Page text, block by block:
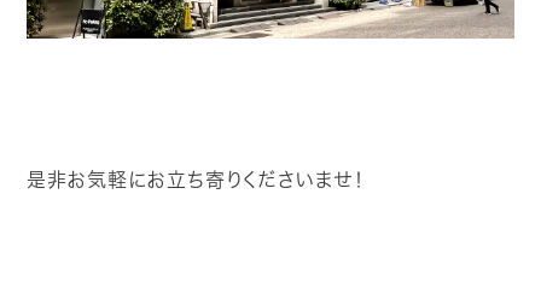
是非お気軽にお立ち寄りくださいませ！